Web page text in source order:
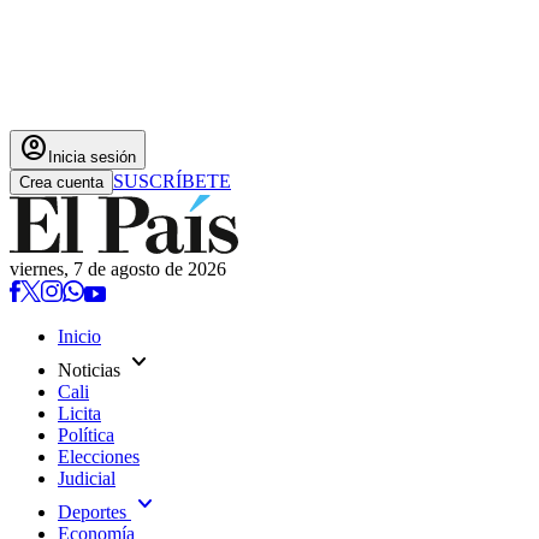
account_circle Inicia sesión
Crea cuenta SUSCRÍBETE
viernes, 7 de agosto de 2026
Inicio
Noticias expand_more
Cali
Licita
Política
Elecciones
Judicial
Deportes expand_more
Economía